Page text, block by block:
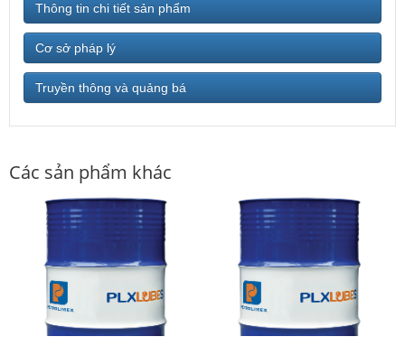
Thông tin chi tiết sản phẩm
Cơ sở pháp lý
Truyền thông và quảng bá
Các sản phẩm khác